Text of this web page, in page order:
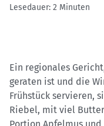
Lesedauer: 2 Minuten
Ein regionales
geraten ist und die
Frühstück servieren,
Riebel, mit viel